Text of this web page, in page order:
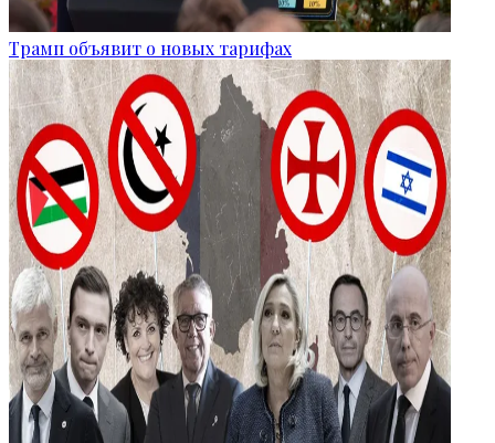
Трамп объявит о новых тарифах